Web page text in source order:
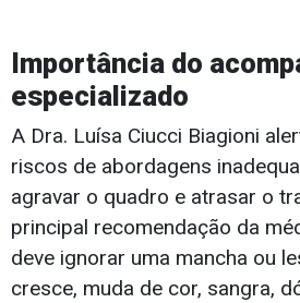
Importância do
especializado
A Dra. Luísa Ciucci Biagioni
riscos de abordagens
agravar o quadro e atrasar o
principal recomendação da
deve ignorar uma mancha ou
cresce, muda de cor, sangra,